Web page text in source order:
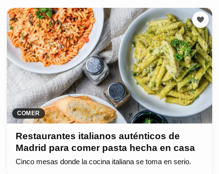
COMER
Restaurantes italianos auténticos de
Madrid para comer pasta hecha en casa
Cinco mesas donde la cocina italiana se toma en serio.